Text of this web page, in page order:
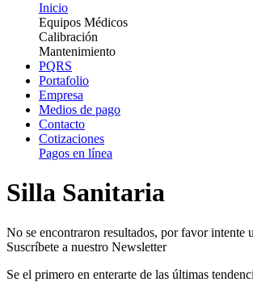
Inicio
Equipos Médicos
Calibración
Mantenimiento
PQRS
Portafolio
Empresa
Medios de pago
Contacto
Cotizaciones
Pagos en línea
Silla Sanitaria
No se encontraron resultados, por favor intente
Suscríbete a nuestro Newsletter
Se el primero en enterarte de las últimas